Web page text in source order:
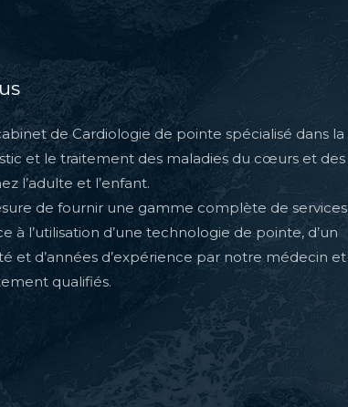
de Cardiologie de pointe spécialisé dans la
et le traitement des maladies du cœurs et des
l’adulte et l’enfant.
de fournir une gamme complète de services
à l’utilisation d’une technologie de pointe, d’un
et d’années d’expérience par notre médecin et
qualifiés.